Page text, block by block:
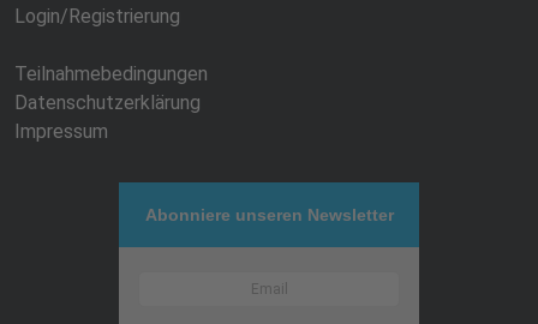
Login/Registrierung
Teilnahmebedingungen
Datenschutzerklärung
Impressum
Abonniere unseren Newsletter